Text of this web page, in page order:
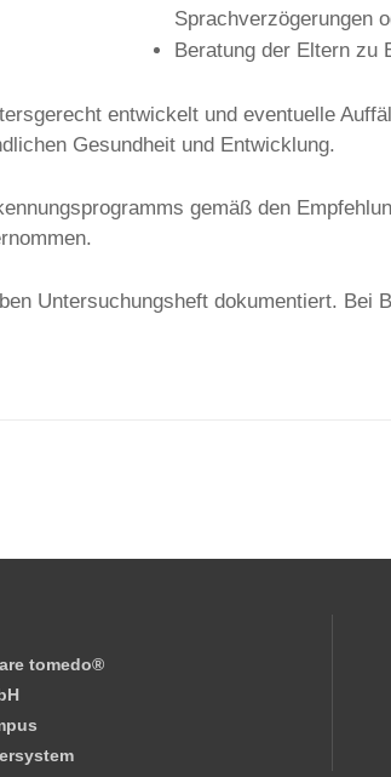
Sprachverzögerungen
Beratung der Eltern zu
entwickelt und eventuelle
Gesundheit und Entwicklung.
gemäß den
Untersuchungsheft dokumentiert. Bei
tomedo®